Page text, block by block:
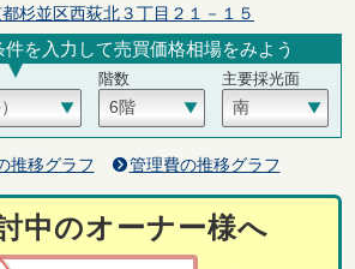
杉並区西荻北３丁目２１－１５
を入力して売買価格相場をみよう
階数 主要採光面
推移グラフ 管理費の推移グラフ
中のオーナー様へ